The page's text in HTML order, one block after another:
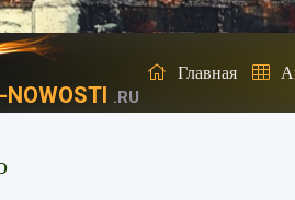
-NOWOSTI .RU
Главная